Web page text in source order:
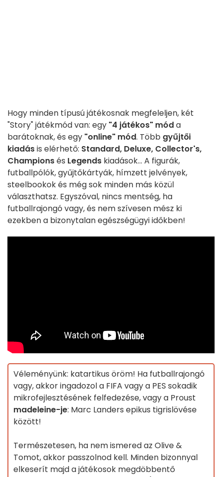
Hogy minden típusú játékosnak megfeleljen, két
"Story" játékmód van: egy "4 játékos" móda
barátoknak, és egy "online" mód. Több gyűjtői
kiadásis elérhető: Standard, Deluxe, Collector's,
Championsés Legends kiadások... A figurák,
futballpólók, gyűjtőkártyák, hímzett jelvények,
steelbookok és még sok minden más közül
választhatsz. Egyszóval, nincs mentség, ha
futballrajongó vagy, és nem szívesen mész ki
ezekben a bizonytalan egészségügyi időkben!
Véleményünk: katartikus öröm! Ha futballrajongó
vagy, akkor ingadozol a FIFA vagy a PES sokadik
mikrofejlesztésének felfedezése, vagy a Proust
madeleine-je: Marc Landers epikus tigrislövése
között!
Természetesen, ha nem ismered az Olive &
Tomot, akkor passzolnod kell. Minden bizonnyal
elkeserít majd a játékosok megdöbbentő